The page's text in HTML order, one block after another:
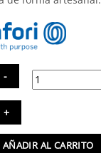
AÑADIR AL CARRITO